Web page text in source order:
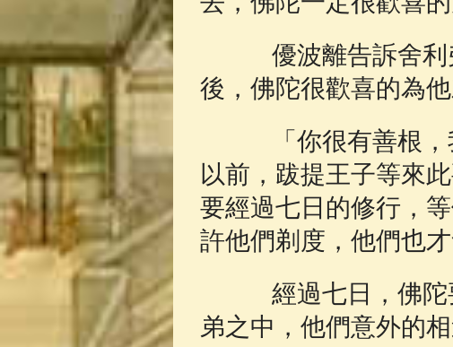
優波離告訴舍利
後，佛陀很歡喜的為
「你很有善根，
以前，跋提王子等來
要經過七日的修行，
許他們剃度，他們也
經過七日，佛陀
弟之中，他們意外的